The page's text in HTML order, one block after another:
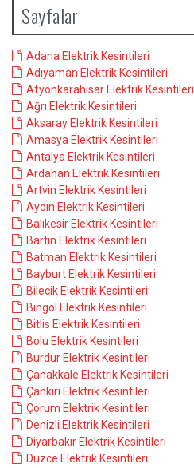
Sayfalar
Adana Elektrik Kesintileri
Adıyaman Elektrik Kesintileri
Afyonkarahisar Elektrik Kesintileri
Ağrı Elektrik Kesintileri
Aksaray Elektrik Kesintileri
Amasya Elektrik Kesintileri
Antalya Elektrik Kesintileri
Ardahan Elektrik Kesintileri
Artvin Elektrik Kesintileri
Aydın Elektrik Kesintileri
Balıkesir Elektrik Kesintileri
Bartın Elektrik Kesintileri
Batman Elektrik Kesintileri
Bayburt Elektrik Kesintileri
Bilecik Elektrik Kesintileri
Bingöl Elektrik Kesintileri
Bitlis Elektrik Kesintileri
Bolu Elektrik Kesintileri
Burdur Elektrik Kesintileri
Çanakkale Elektrik Kesintileri
Çankırı Elektrik Kesintileri
Çorum Elektrik Kesintileri
Denizli Elektrik Kesintileri
Diyarbakır Elektrik Kesintileri
Düzce Elektrik Kesintileri